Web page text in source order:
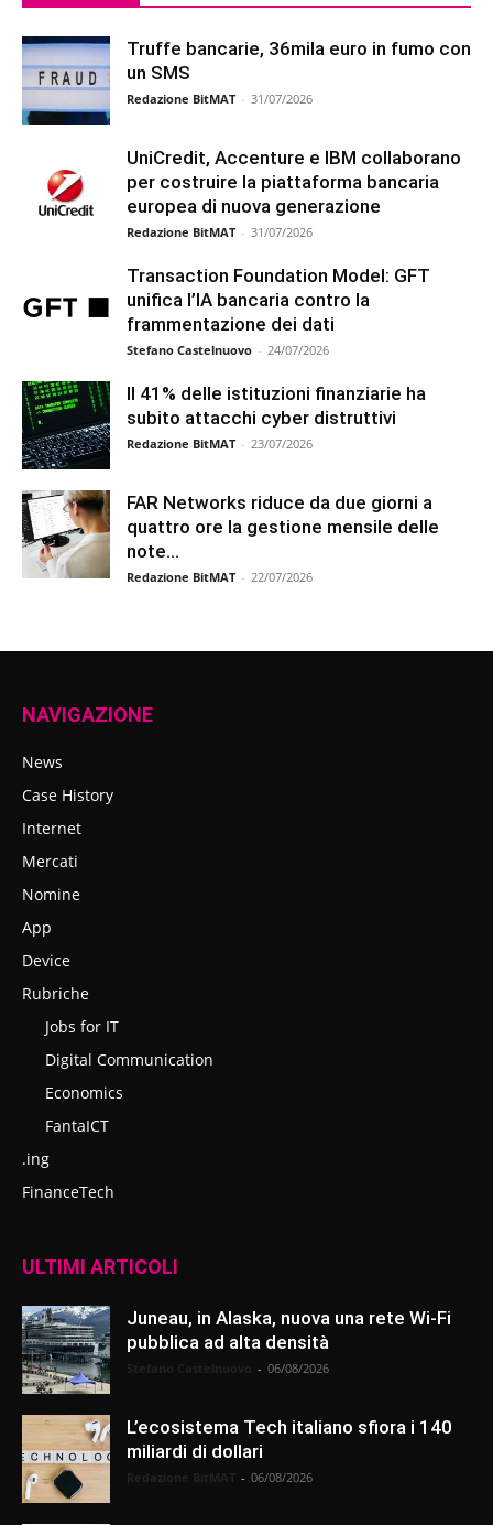
Truffe bancarie, 36mila euro in fumo con
un SMS
Redazione BitMAT - 31/07/2026
UniCredit, Accenture e IBM collaborano
per costruire la piattaforma bancaria
europea di nuova generazione
Redazione BitMAT - 31/07/2026
Transaction Foundation Model: GFT
unifica l’IA bancaria contro la
frammentazione dei dati
Stefano Castelnuovo - 24/07/2026
Il 41% delle istituzioni finanziarie ha
subito attacchi cyber distruttivi
Redazione BitMAT - 23/07/2026
FAR Networks riduce da due giorni a
quattro ore la gestione mensile delle
note...
Redazione BitMAT - 22/07/2026
NAVIGAZIONE
News
Case History
Internet
Mercati
Nomine
App
Device
Rubriche
Jobs for IT
Digital Communication
Economics
FantaICT
.ing
FinanceTech
ULTIMI ARTICOLI
Juneau, in Alaska, nuova una rete Wi-Fi
pubblica ad alta densità
- 06/08/2026
L’ecosistema Tech italiano sfiora i 140
miliardi di dollari
- 06/08/2026